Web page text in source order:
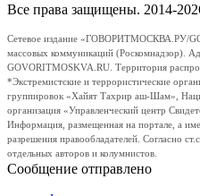
Все права защищены. 2014-
Сетевое издание «ГОВОРИТМОСКВА.РУ/
массовых коммуникаций (Роскомнадзор).
GOVORITMOSKVA.RU. Территория
*Экстремистские и террористические
группировок «Хайят Тахрир аш-Шам»,
организация «Управленческий центр
Информация, размещенная на портале, а
разрешения правообладателей. Согласно
отдельных авторов и колумнистов.
Сообщение отправлено